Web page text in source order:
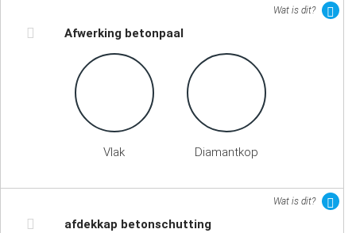
Wat is dit?
Afwerking betonpaal
Vlak Diamantkop
Wat is dit?
afdekkap betonschutting